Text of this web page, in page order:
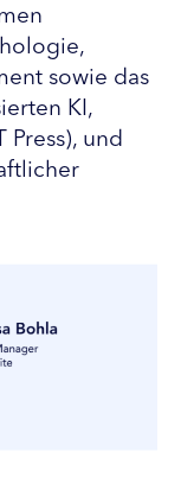
sowie das
KI,
und